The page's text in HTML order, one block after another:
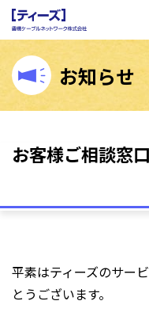
お知らせ
お客様ご相談窓
平素はティーズのサー
とうございます。